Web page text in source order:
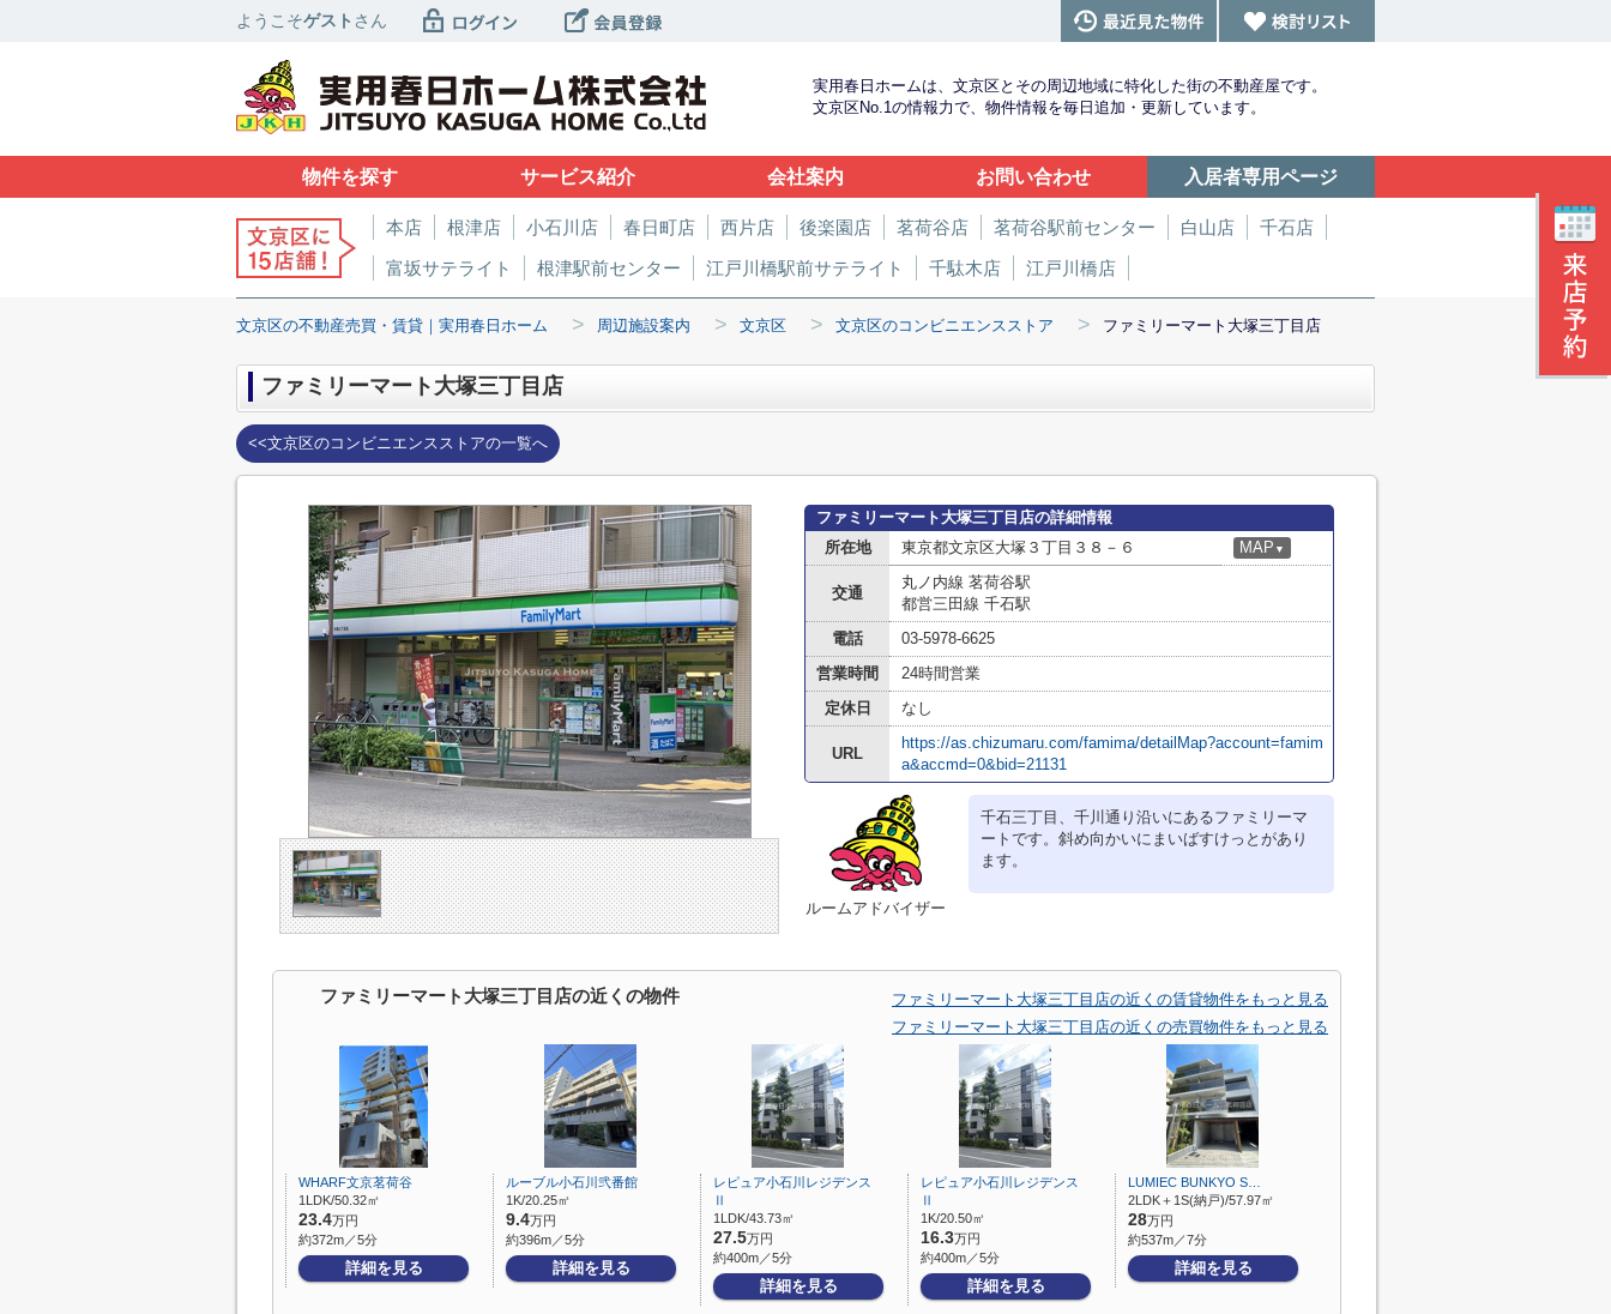
ようこそゲスト さん
実用春日ホームは、文京区とその周辺地域に特化した街の不動産屋です。
文京区No.1の情報力で、物件情報を毎日追加・更新しています。
物件を探す サービス紹介 会社案内 お問い合わせ 入居者専用ページ
本店 根津店 小石川店 春日町店 西片店 後楽園店 茗荷谷店 茗荷谷駅前センター 白山店
千石店
富坂サテライト
根津駅前センター 江戸川橋駅前サテライト 千駄木店 江戸川橋店
文京区の不動産売買・賃貸｜実用春日ホーム > 周辺施設案内 > 文京区 > 文京区のコンビニエンスストア > ファミリーマート大塚三丁目店
ファミリーマート大塚三丁目店
<<文京区のコンビニエンスストアの一覧へ
ファミリーマート大塚三丁目店の詳細情報
所在地
東京都文京区大塚３丁目３８－６ MAP ▼
交通
丸ノ内線 茗荷谷駅
都営三田線 千石駅
電話
03-5978-6625
営業時間
24時間営業
定休日
なし
URL
https://as.chizumaru.com/famima/detailMap?account=famim
a&accmd=0&bid=21131
ルームアドバイザー
千石三丁目、千川通り沿いにあるファミリーマ
ートです。斜め向かいにまいばすけっとがあり
ます。
ファミリーマート大塚三丁目店の近くの物件
ファミリーマート大塚三丁目店の近くの賃貸物件をもっと見る
ファミリーマート大塚三丁目店の近くの売買物件をもっと見る
WHARF文京茗荷谷
1LDK/50.32㎡
23.4万円
約372m／5分
詳細を見る
ルーブル小石川弐番館
1K/20.25㎡
9.4万円
約396m／5分
詳細を見る
レピュア小石川レジデンス
Ⅱ
1LDK/43.73㎡
27.5万円
約400m／5分
詳細を見る
レピュア小石川レジデンス
Ⅱ
1K/20.50㎡
16.3万円
約400m／5分
詳細を見る
LUMIEC BUNKYO S…
2LDK＋1S(納戸)/57.97㎡
28万円
約537m／7分
詳細を見る